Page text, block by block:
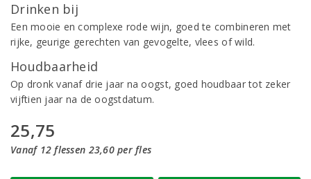
Drinken bij
Een mooie en complexe rode wijn, goed te combineren met
rijke, geurige gerechten van gevogelte, vlees of wild.
Houdbaarheid
Op dronk vanaf drie jaar na oogst, goed houdbaar tot zeker
vijftien jaar na de oogstdatum.
25,75
Vanaf 12 flessen 23,60 per fles